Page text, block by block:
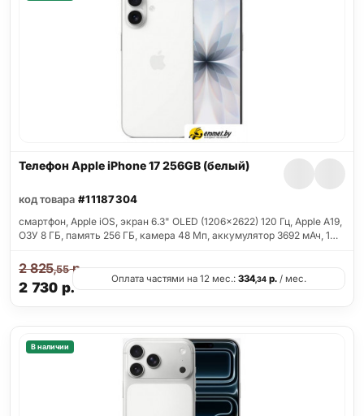
Телефон Apple iPhone 17 256GB (белый)
код товара #11187304
смартфон, Apple iOS, экран 6.3" OLED (1206x2622) 120 Гц, Apple A19,
ОЗУ 8 ГБ, память 256 ГБ, камера 48 Мп, аккумулятор 3692 мАч, 1…
2 730 р.
2 825,55р.
Оплата частями на 12 мес.: 334,34 р. / мес.
В наличии